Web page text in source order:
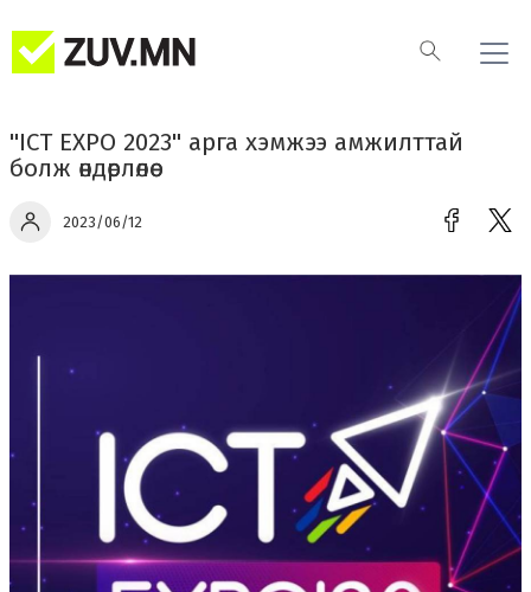
"ICT EXPO 2023" арга хэмжээ амжилттай
болж өндөрлөлөө
2023/06/12